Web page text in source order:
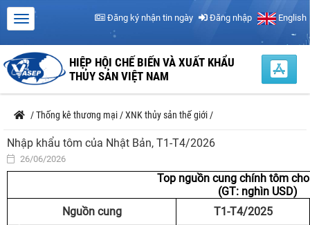
Đăng ký nhận tin ngày Đăng nhập English
HIỆP HỘI CHẾ BIẾN VÀ XUẤT KHẨU
THỦY SẢN VIỆT NAM
/Thống kê thương mại /XNK thủy sản thế giới /
Nhập khẩu tôm của Nhật Bản, T1-T4/2026
26/06/2026
Top nguồn cung chính tôm
(GT: nghìn USD)
Nguồn cung
T1-T4/2025